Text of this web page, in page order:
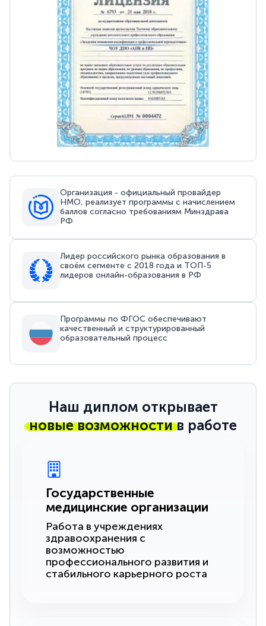
Организация - официальный провайдер
НМО, реализует программы с начислением
баллов согласно требованиям Минздрава
РФ
Лидер российского рынка образования в
своём сегменте с 2018 года и ТОП-5
лидеров онлайн-образования в РФ
Программы по ФГОС обеспечивают
качественный и структурированный
образовательный процесс
Наш диплом открывает
новые возможностив работе
Государственные
медицинские организации
Работа в учреждениях
здравоохранения с
возможностью
профессионального развития и
стабильного карьерного роста